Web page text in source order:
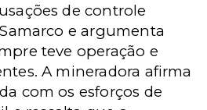
de controle
e argumenta
teve operação e
A mineradora afirma
com os esforços de